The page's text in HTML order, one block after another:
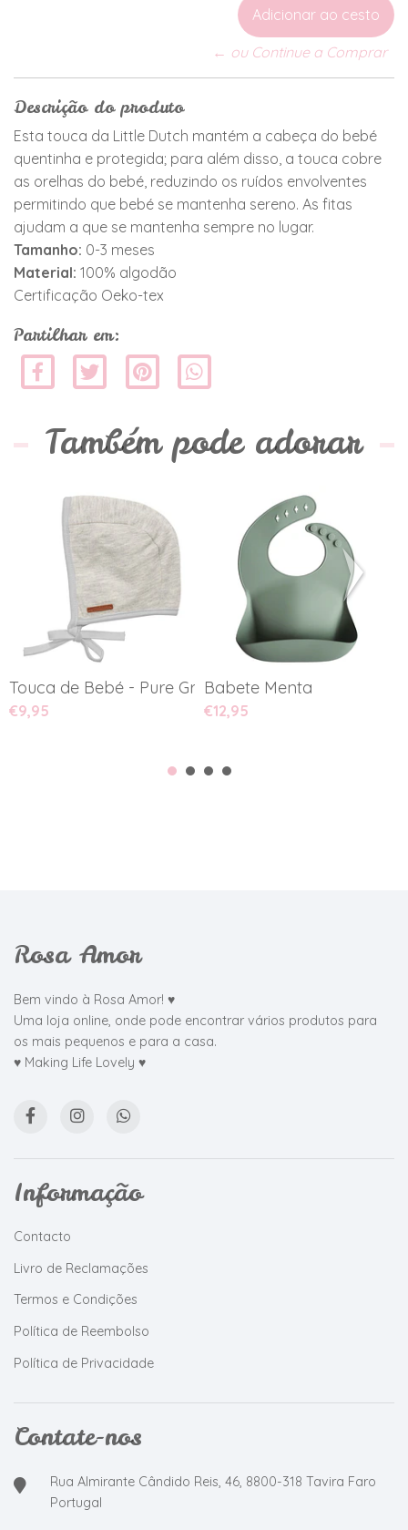
← ou Continue a Comprar
Descrição do produto
Esta touca da Little Dutch mantém a cabeça do bebé
quentinha e protegida; para além disso, a touca cobre
as orelhas do bebé, reduzindo os ruídos envolventes
permitindo que bebé se mantenha sereno. As fitas
ajudam a que se mantenha sempre no lugar.
Tamanho: 0-3 meses
Material: 100% algodão
Certificação Oeko-tex
Partilhar em:
Também pode adorar
Touca de Bebé - Pure Grey
€9,95
Babete Menta
€12,95
Rosa Amor
Bem vindo à Rosa Amor! ♥
Uma loja online, onde pode encontrar vários produtos para
os mais pequenos e para a casa.
♥ Making Life Lovely ♥
Informação
Contacto
Livro de Reclamações
Termos e Condições
Política de Reembolso
Política de Privacidade
Contate-nos
Rua Almirante Cândido Reis, 46, 8800-318 Tavira Faro
Portugal